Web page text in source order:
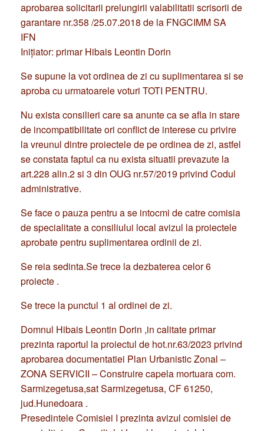
aprobarea solicitarii prelungirii valabilitatii scrisorii de
garantare nr.358 /25.07.2018 de la FNGCIMM SA
IFN
Iniţiator: primar Hibais Leontin Dorin
Se supune la vot ordinea de zi cu suplimentarea si se
aproba cu urmatoarele voturi TOTI PENTRU.
Nu exista consilieri care sa anunte ca se afla in stare
de incompatibilitate ori conflict de interese cu privire
la vreunul dintre proiectele de pe ordinea de zi, astfel
se constata faptul ca nu exista situatii prevazute la
art.228 alin.2 si 3 din OUG nr.57/2019 privind Codul
administrative.
Se face o pauza pentru a se intocmi de catre comisia
de specialitate a consiliului local avizul la proiectele
aprobate pentru suplimentarea ordinii de zi.
Se reia sedinta.Se trece la dezbaterea celor 6
proiecte .
Se trece la punctul 1 al ordinei de zi.
Domnul Hibais Leontin Dorin ,in calitate primar
prezinta raportul la proiectul de hot.nr.63/2023 privind
aprobarea documentatiei Plan Urbanistic Zonal –
ZONA SERVICII – Construire capela mortuara com.
Sarmizegetusa,sat Sarmizegetusa, CF 61250,
jud.Hunedoara .
Presedintele Comisiei I prezinta avizul comisiei de